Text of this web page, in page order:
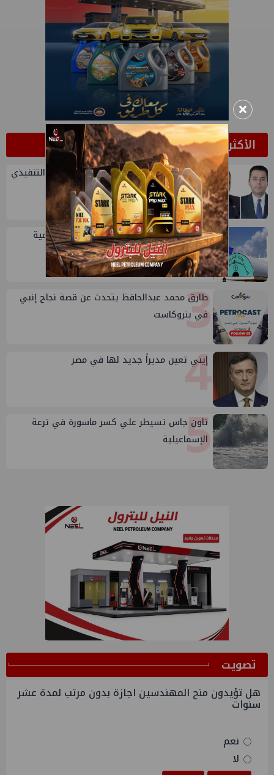
الأكثر قراءة
1
تعيين أحمد شتا ووليد أنور نائبين للرئيس التنفيذي
للهيئة
2
خلال أيام: انطلاق ماراثون الجمعيات العمومية
لشركات قطاع البترول
3
طارق محمد عبدالحافظ يتحدث عن قصة نجاح إنبي
في بتروكاست
4
إيني تعين مديراً جديد لها في مصر
5
تاون جاس تسيطر علي كسر ماسورة في ترعة
الإسماعيلية
ﺗﺼﻮﻳﺖ
هل تؤيدون منح المهندسين اجازة بدون مرتب لمدة عشر
سنوات
نعم
لا
×